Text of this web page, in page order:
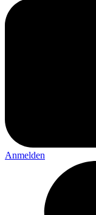
Anmelden